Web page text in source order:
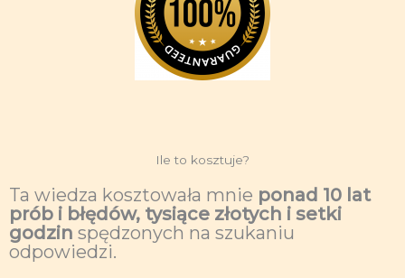
Ile to kosztuje?
Ta wiedza kosztowała mnie ponad 10 lat
prób i błędów, tysiące złotych i setki
godzin spędzonych na szukaniu
odpowiedzi.